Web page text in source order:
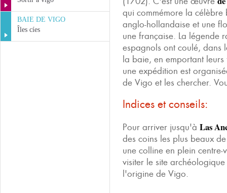
BAIE DE VIGO
Îles cíes
qui commémore la
anglo-hollandaise et une
une française. La légende
espagnols ont coulé, dans
la baie, en emportant
une expédition est
de Vigo et les chercher.
Indices et conseils:
Pour arriver jusqu'à Las
des coins les plus beaux
une colline en plein
visiter le site
l'origine de Vigo.